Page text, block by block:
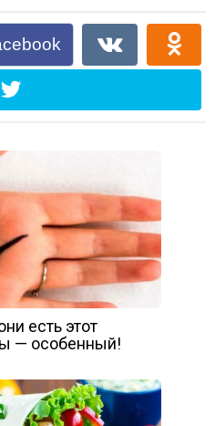
есть этот
— особенный!